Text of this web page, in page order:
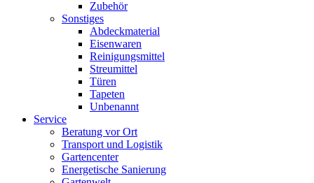
Zubehör
Sonstiges
Abdeckmaterial
Eisenwaren
Reinigungsmittel
Streumittel
Türen
Tapeten
Unbenannt
Service
Beratung vor Ort
Transport und Logistik
Gartencenter
Energetische Sanierung